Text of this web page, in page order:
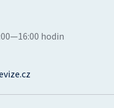
hodin